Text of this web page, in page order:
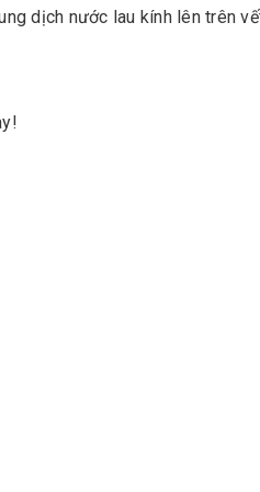
dịch nước lau kính lên trên